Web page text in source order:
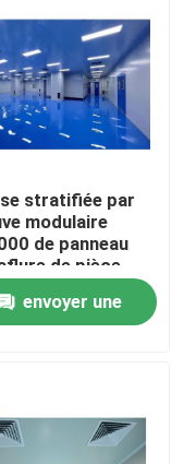
stratifiée par
modulaire
de panneau
de pièce
de Pharma
envoyer une